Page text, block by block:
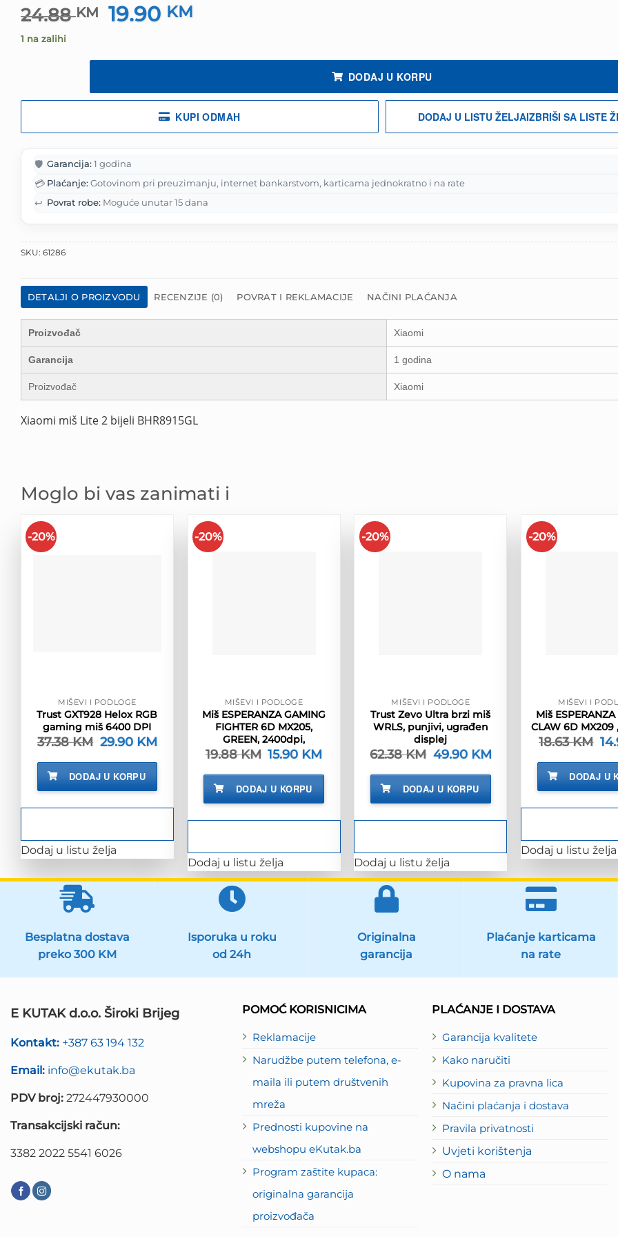
24.88KM
Izvorna
cijena
je:
19.90 KM
19.90 KM.
1 na zalihi
DODAJ U KORPU
KUPI ODMAH DODAJ U LISTU ŽELJAIZBRIŠI SA LISTE
🛡️ Garancija:1 godina
💳 Plaćanje:Gotovinom pri preuzimanju, internet bankarstvom, karticama jednokratno i na rate
↩️ Povrat robe: Moguće unutar 15 dana
SKU: 61286
DETALJI O PROIZVODU RECENZIJE (0) POVRAT I REKLAMACIJE NAČINI PLAĆANJA
Proizvođač Xiaomi
Garancija 1 godina
Proizvođač Xiaomi
Xiaomi miš Lite 2 bijeli BHR8915GL
Moglo bi vas zanimati i
-20%
MIŠEVI I PODLOGE
Trust GXT928 Helox RGB
gaming miš 6400 DPI
37.38KM Izvorna
cijena
bila
37.38 KM.
29.90 KM
je:
DODAJ U KORPU
Dodaj u listu želja
-20%
MIŠEVI I PODLOGE
Miš ESPERANZA GAMING
FIGHTER 6D MX205,
GREEN, 2400dpi,
19.88KM Izvorna
cijena
bila
19.88 KM.
15.90 KM Trenutna
je:
DODAJ U KORPU
Dodaj u listu želja
-20%
MIŠEVI I PODLOGE
Trust Zevo Ultra brzi miš
WRLS, punjivi, ugrađen
displej
62.38KM Izvorna
cijena
bila
62.38 KM.
49.90 KM
49.90 KM.
DODAJ U KORPU
Dodaj u listu želja
-20%
MIŠEVI I
Miš
CLAW 6D MX209
18.63KM
bila
DODAJ U
Dodaj u listu želja
Besplatna dostava
preko 300 KM
Isporuka u roku
od 24h
Originalna
garancija
Plaćanje karticama
na rate
E KUTAK d.o.o. Široki Brijeg
Kontakt: +387 63 194 132
Email: info@ekutak.ba
PDV broj: 272447930000
Transakcijski račun:
3382 2022 5541 6026
POMOĆ KORISNICIMA
Reklamacije
Narudžbe putem telefona, e-
maila ili putem društvenih
mreža
Prednosti kupovine na
webshopu eKutak.ba
Program zaštite kupaca:
originalna garancija
proizvođača
PLAĆANJE I DOSTAVA
Garancija kvalitete
Kako naručiti
Kupovina za pravna lica
Načini plaćanja i dostava
Pravila privatnosti
Uvjeti korištenja
O nama